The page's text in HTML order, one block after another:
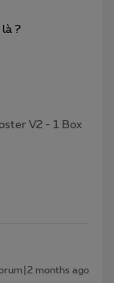
là ?
V2 - 1 Box
months ago